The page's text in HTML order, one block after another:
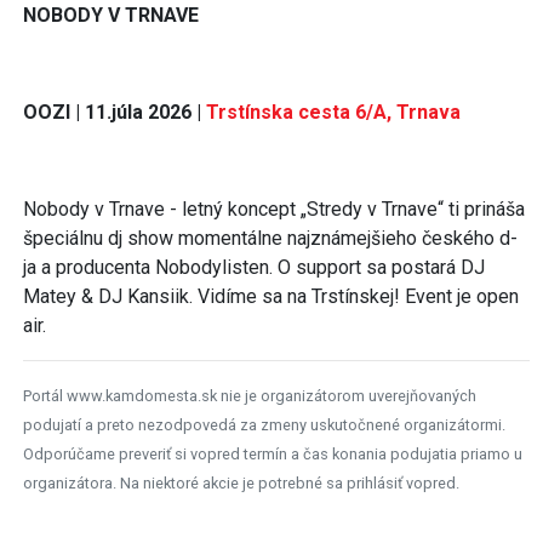
NOBODY V TRNAVE
OOZI | 11.júla 2026 | Trstínska cesta 6/A, Trnava
Nobody v Trnave - letný koncept „Stredy v Trnave“ ti prináša
špeciálnu dj show momentálne najznámejšieho českého d-
ja a producenta Nobodylisten. O support sa postará DJ
Matey & DJ Kansiik. Vidíme sa na Trstínskej! Event je open
air.
Portál www.kamdomesta.sk nie je organizátorom uverejňovaných
podujatí a preto nezodpovedá za zmeny uskutočnené organizátormi.
Odporúčame preveriť si vopred termín a čas konania podujatia priamo u
organizátora. Na niektoré akcie je potrebné sa prihlásiť vopred.